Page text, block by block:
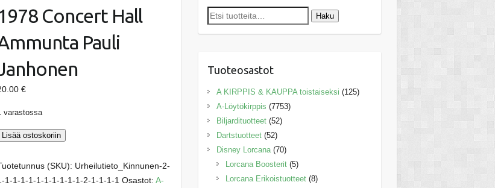
Concert Hall
Pauli
€
varastossa
1978
Lisää ostoskoriin
(SKU): Urheilutieto_Kinnunen-2-
1-1-1-1-1-1-1-1-1-1-2-1-1-1-1 Osastot: A-
Etsi: Haku
Tuoteosastot
A KIRPPIS & KAUPPA toistaiseksi (125)
A-Löytökirppis (7753)
Biljardituotteet (52)
Dartstuotteet (52)
Disney Lorcana (70)
Lorcana Boosterit (5)
Lorcana Erikoistuotteet (8)